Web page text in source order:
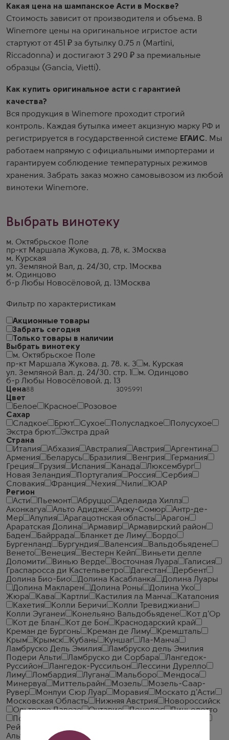
Фильтр по характеристикам
Акционные товары
Забрать сегодня
Только товары в наличии
Выбрать винотеку
м. Октябрьское Поле
пр-кт Маршала Жукова. д. 78. к. 3
м. Курская
ул. Земляной Вал. д. 24/30. стр. 1
м. Одинцово
б-р Любы Новосёловой. д. 13
Цена
Цвет
Белое
Красное
Розовое
Сахар
Сладкое
Брют Сухое Полусладкое
Полусухое
Экстра брют
Экстра драй
Страна
Италия
Абхазия Австралия Австрия
Аргентина
Армения
Беларусь Бразилия Венгрия
Германия
Греция
Грузия Испания Канада
Люксембург
Новая Зеландия
Португалия Россия
Сербия
Словакия
Франция Чехия Чили
ЮАР
Регион
Асти
Пьемонт Абруццо
Аделаида Хиллз
Аконкагуа
Альто Адидже Анжу-Сомюр
Антр-де-
Мер
Апулия Арагацотнская область
Арагон
Араратская Долина
Армавир
Армавирский район
Баден
Байррада Бланкет де Лиму
Бордо
Бургенланд
Бургундия Валенсия
Вальдобьядене
Венето
Венеция Вестерн Кейп
Виньети делле
Доломити
Винью Верде Восточная Луара
Галисия
Граспаросса ди Кастельветро
Дагестан
Дербент
Долина Био-Био
Долина Касабланка
Долина Луары
Долина Макларен
Долина Роны
Долина Уко
Жюра
Кава Картли Кастилия ла Манча
Каталония
Кахетия
Колли Беричи
Колли Тревиджиани
Колли Эуганеи
Конельяно Вальдобьядене
Кот д'Ор
Кот де Блан
Кот де Бон
Краснодарский край
Креман де Бургонь
Креман де Лиму
Кремшталь
Крым
Крымск Кубань Куншаг
Ла-Манча
Ламбруско Дель Эмилия
Ламбруско дель Эмилия
Подери Альти
Ламбруско ди Сорбара
Лангедок-
Руссийон
Лангедок-Руссильон
Лессини Дурелло
Лиму
Ломбардия Лугана Мальборо
Мендоса
Минервуа
Миттельрайн Мозель
Мозель-Саар-
Рувер
Монлуи Сюр Луар Моравия
Москато д'Асти
Московская Область
Нижняя Австрия
Новороссийск
Ольтрепо Павезе
Онтарио Пенедес
Пиньолетто
Помино
Рейнгау
Альта
Робертсон Ростовская область
Какая цена на шампанское Асти в Москве?
Стоимость зависит от производителя и объема. В
Winemore цены на оригинальное игристое асти
стартуют от 451 ₽ за бутылку 0.75 л (Martini,
Riccadonna) и достигают 3 290 ₽ за премиальные
образцы (Gancia, Vietti).
Как купить оригинальное асти с гарантией
качества?
Вся продукция в Winemore проходит строгий
контроль. Каждая бутылка имеет акцизную марку РФ и
регистрируется в государственной системе ЕГАИС. Мы
работаем напрямую с официальными импортерами и
гарантируем соблюдение температурных режимов
хранения. Забрать заказ можно самовывозом из любой
винотеки Winemore.
Выбрать винотеку
м. Октябрьское Поле
пр-кт Маршала Жукова, д. 78, к. 3 Москва
м. Курская
ул. Земляной Вал, д. 24/30, стр. 1
Москва
м. Одинцово
б-р Любы Новосёловой, д. 13 Москва